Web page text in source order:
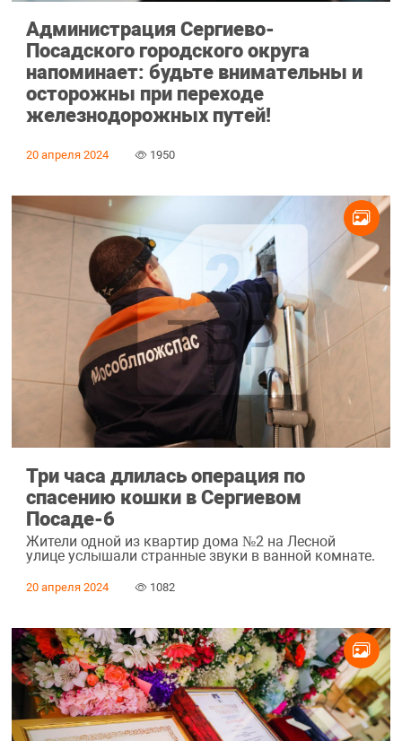
Администрация Сергиево-
Посадского городского округа
напоминает: будьте внимательны и
осторожны при переходе
железнодорожных путей!
20 апреля 2024 1950
Три часа длилась операция по
спасению кошки в Сергиевом
Посаде-6
Жители одной из квартир дома №2 на Лесной
улице услышали странные звуки в ванной комнате.
20 апреля 2024 1082